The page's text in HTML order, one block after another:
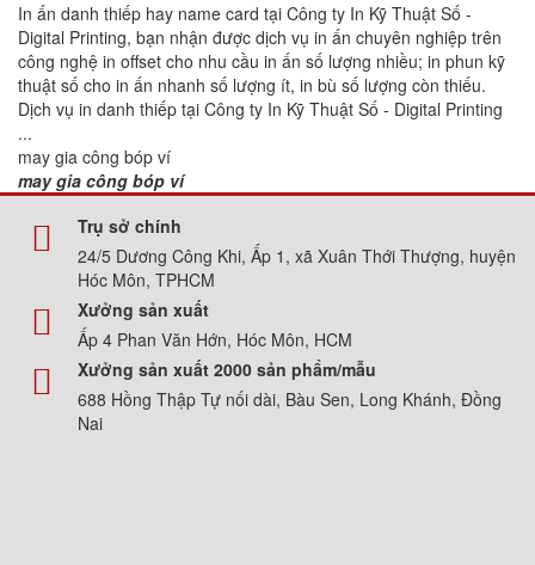
In ấn danh thiếp hay name card tại Công ty In Kỹ Thuật Số -
Digital Printing, bạn nhận được dịch vụ in ấn chuyên nghiệp trên
công nghệ in offset cho nhu cầu in ấn số lượng nhiều; in phun kỹ
thuật số cho in ấn nhanh số lượng ít, in bù số lượng còn thiếu.
Dịch vụ in danh thiếp tại Công ty In Kỹ Thuật Số - Digital Printing
...
may gia công bóp ví
may gia công bóp ví
Trụ sở chính
24/5 Dương Công Khi, Ấp 1, xã Xuân Thới Thượng, huyện
Hóc Môn, TPHCM
Xưởng sản xuất
Ấp 4 Phan Văn Hớn, Hóc Môn, HCM
Xưởng sản xuất 2000 sản phẩm/mẫu
688 Hồng Thập Tự nối dài, Bàu Sen, Long Khánh, Đồng
Nai